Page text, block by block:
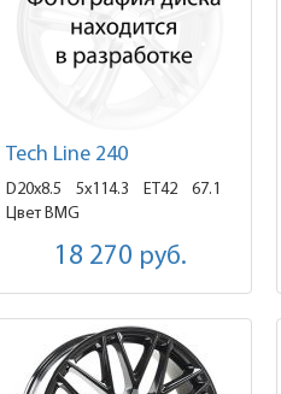
Tech Line 240
D20x8.5 5x114.3 ET42
67.1
Цвет BMG
18 270 руб.